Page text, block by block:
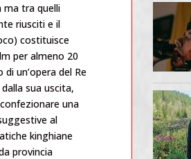
ma tra quelli
riusciti e il
costituisce
per almeno 20
un’opera del Re
sua uscita,
una
al
kinghiane
provincia